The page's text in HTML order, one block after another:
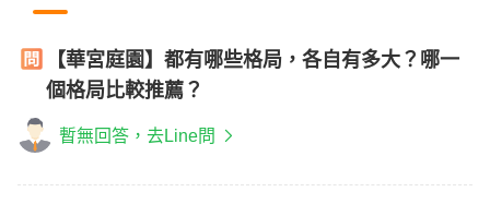
【華宮庭園】都有哪些格局，各自有多大？哪一
個格局比較推薦？
暫無回答，去Line問